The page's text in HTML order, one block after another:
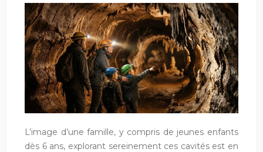
L’image d’une famille, y compris de jeunes enfants
dès 6 ans, explorant sereinement ces cavités est en